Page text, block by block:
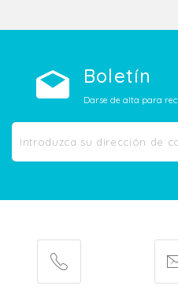
Boletín
Darse de alta para